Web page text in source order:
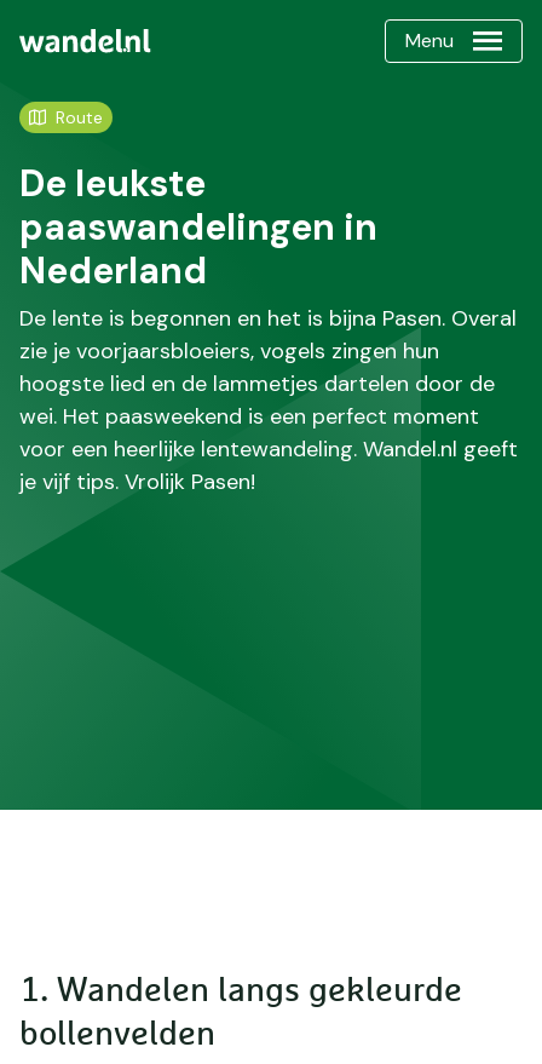
Menu
Route
De leukste
paaswandelingen in
Nederland
De lente is begonnen en het is bijna Pasen. Overal
zie je voorjaarsbloeiers, vogels zingen hun
hoogste lied en de lammetjes dartelen door de
wei. Het paasweekend is een perfect moment
voor een heerlijke lentewandeling. Wandel.nl geeft
je vijf tips. Vrolijk Pasen!
1. Wandelen langs gekleurde
bollenvelden